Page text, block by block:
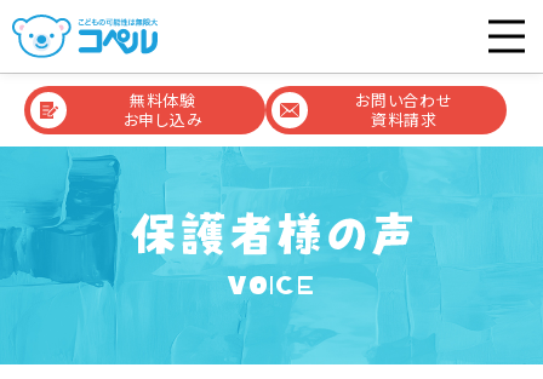
無料体験
お申し込み
お問い合わせ
資料請求
VOICE